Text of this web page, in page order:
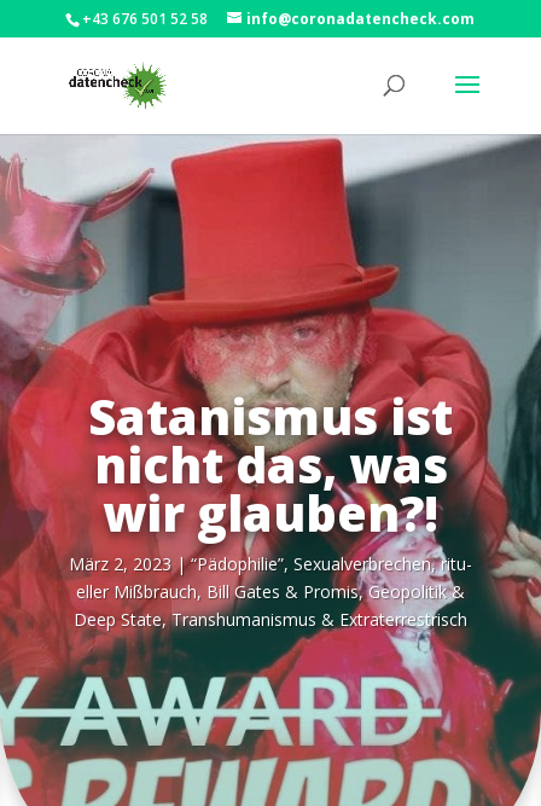
+43 676 501 52 58 info@coronadatencheck.com
Satanismus ist
nicht das, was
wir glauben?!
März 2, 2023|“Pädo­phi­lie”, Sexu­al­ver­bre­chen, ritu­
el­ler Miß­brauch, Bill Gates & Pro­mis,Geo­po­li­tik &
Deep Sta­te,Trans­hu­ma­nis­mus & Extraterrestrisch